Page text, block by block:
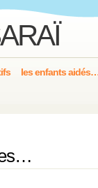
les enfants